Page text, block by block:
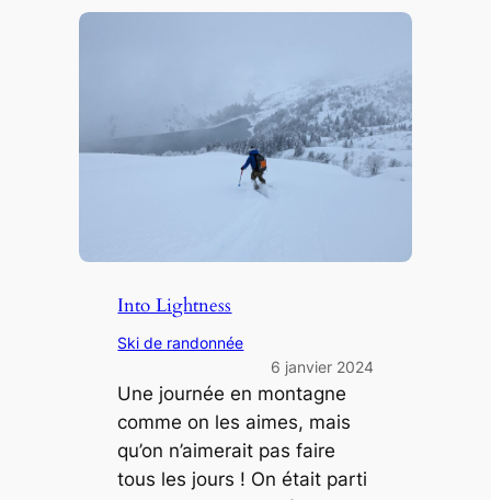
Into Lightness
Ski de randonnée
6 janvier 2024
Une journée en montagne
comme on les aimes, mais
qu’on n’aimerait pas faire
tous les jours ! On était parti